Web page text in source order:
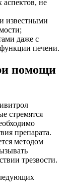
аспектов, не
известными
даже с
печени.
помощи
стремятся
препарата.
методом
трезвости.